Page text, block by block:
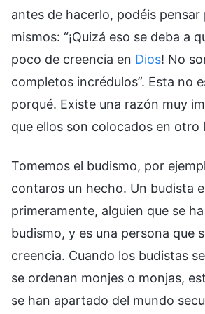
antes de hacerlo, podéis
mismos: “¡Quizá eso se deba a
poco de creencia en Dios! No
completos incrédulos”. Esta no
porqué. Existe una razón muy
que ellos son colocados en otro
Tomemos el budismo, por
contaros un hecho. Un budista
primeramente, alguien que se
budismo, y es una persona que
creencia. Cuando los budistas
se ordenan monjes o monjas,
se han apartado del mundo